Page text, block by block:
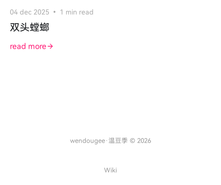
04 dec 2025 1 min read
双头螳螂
read more
wendougee·温豆季 © 2026
Wiki